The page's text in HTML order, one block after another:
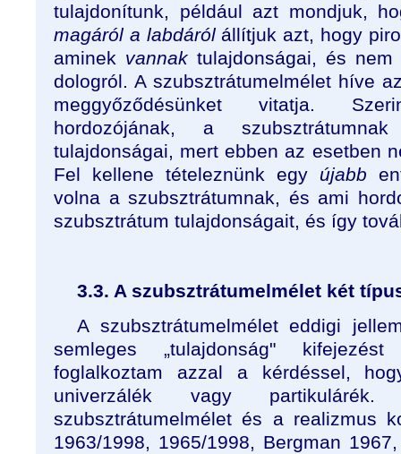
tulajdonítunk, például azt mondjuk,
magáról a labdárólállítjuk azt, hogy
aminek vannak tulajdonságai, és
dologról. A szubsztrátumelmélet híve
meggyőződésünket vitatja.
hordozójának, a
tulajdonságai, mert ebben az esetben
Fel kellene tételeznünk egy újabb
volna a szubsztrátumnak, és ami
szubsztrátum tulajdonságait, és így
3.3. A szubsztrátumelmélet két
A szubsztrátumelmélet eddigi
semleges „tulajdonság"
foglalkoztam azzal a kérdéssel,
univerzálék vagy
szubsztrátumelmélet és a realizmus
1963/1998, 1965/1998, Bergman